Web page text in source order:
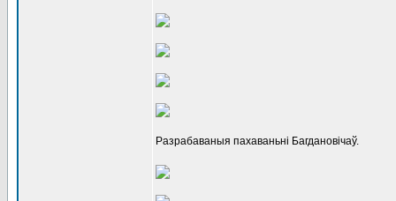
Разрабаваныя пахаваньні Багдановічаў.